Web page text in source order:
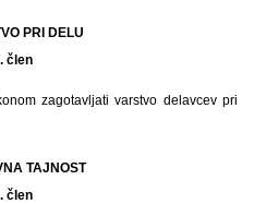
PRI DELU
člen
zagotavljati varstvo delavcev pri
TAJNOST
člen